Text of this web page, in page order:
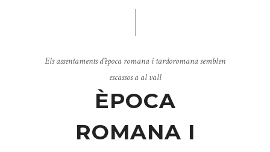
Els assentaments d’època romana i tardoromana semblen
escassos a al vall
ÈPOCA
ROMANA I